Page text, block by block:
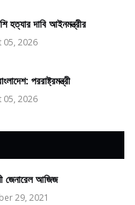
হত্যার দাবি আইনমন্ত্রীর
05, 2026
পররাষ্ট্রমন্ত্রী
05, 2026
জেনারেল আজিজ
29, 2021